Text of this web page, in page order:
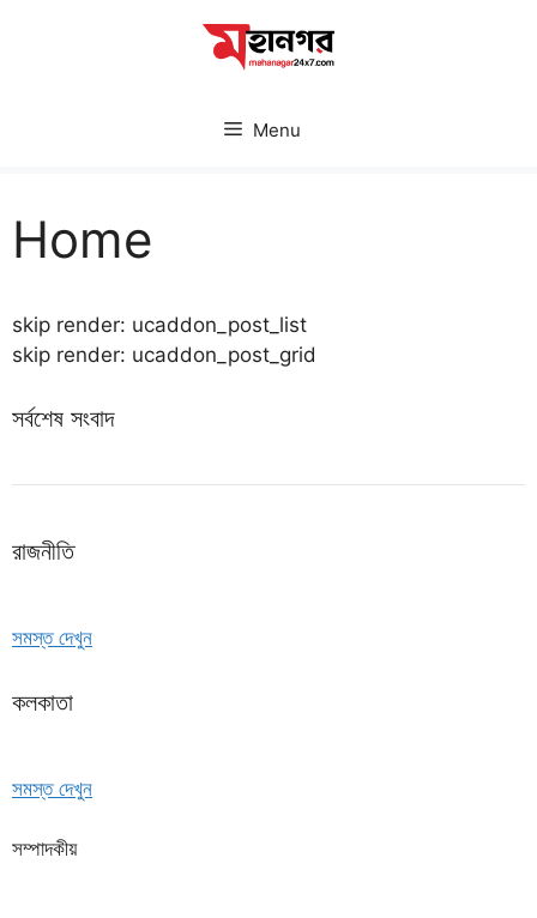
Menu
Home
skip render: ucaddon_post_list
skip render: ucaddon_post_grid
সর্বশেষ সংবাদ
রাজনীতি
সমস্ত দেখুন
কলকাতা
সমস্ত দেখুন
সম্পাদকীয়